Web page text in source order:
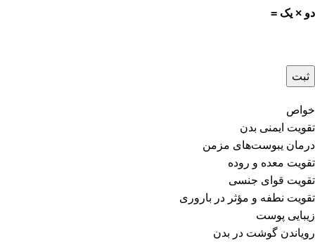
دو × یک =
خواص
تقویت ایمنی بدن
درمان یبوست‌های مزمن
تقویت معده و روده
تقویت قوای جنسی
تقویت نطفه و مؤثر در باروری
زیبایی پوست
رویاندن گوشت در بدن